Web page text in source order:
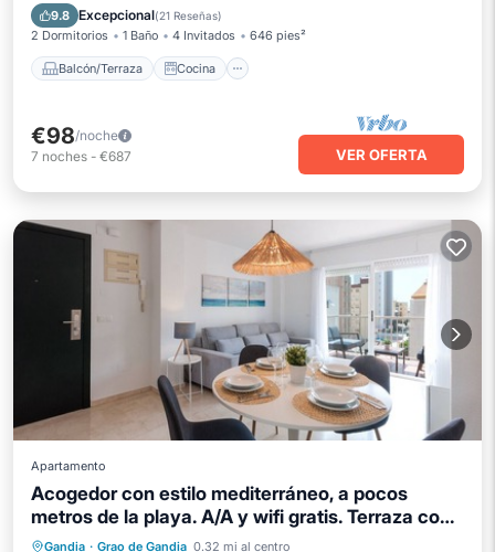
9.8 Excepcional(21 Reseñas)
2 Dormitorios 1 Baño 4 Invitados 646 pies²
Balcón/Terraza Cocina
Aire acondicionado
€98/noche
7 noches - €687 VER OFERTA
Apartamento
Acogedor con estilo mediterráneo, a pocos
metros de la playa. A/A y wifi gratis. Terraza con
vistas al mar-ALQUILER SOLO FAMILIAS
Gandia · Grao de Gandia 0.32 mi al centro
Piscina Balcón/Terraza